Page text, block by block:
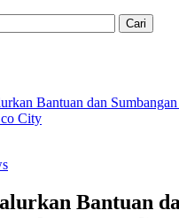
Bantuan dan Sumbangan
City
Bantuan